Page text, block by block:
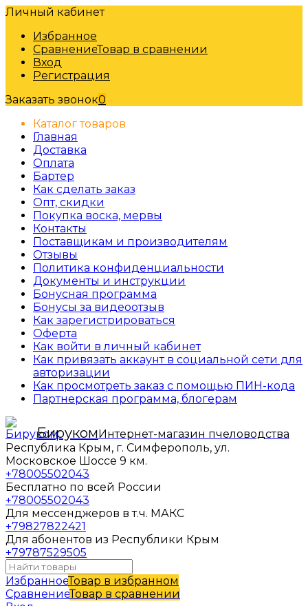
Личный кабинет
Избранное
СравнениеТовар в сравнении
Вход
Регистрация
Заказать звонок0
Каталог товаров
Главная
Доставка
Оплата
Бартер
Как сделать заказ
Опт, скидки
Покупка воска, мервы
Контакты
Поставщикам и производителям
Отзывы
Политика конфиденциальности
Документы и инструкции
Бонусная программа
Бонусы за видеоотзыв
Как зарегистрироваться
Оферта
Как войти в личный кабинет
Как привязать аккаунт в социальной сети для
авторизации
Как просмотреть заказ с помощью ПИН-кода
Партнерская программа, блогерам
БирукомИнтернет-магазин пчеловодства
Республика Крым, г. Симферополь, ул.
Московское Шоссе 9 км.
+78005502043
Бесплатно по всей России
+78005502043
Для мессенджеров в т.ч. МАКС
+79827822421
Для абонентов из Республики Крым
+79787529505
ИзбранноеТовар в избранном
СравнениеТовар в сравнении